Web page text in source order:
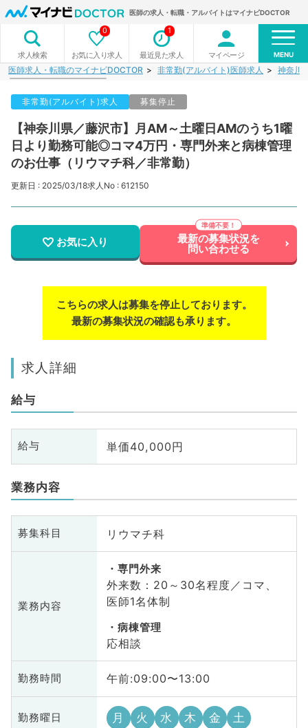
医師の求人・転職・アルバイトはマイナビDOCTOR
求人検索 お気に入り求人
0
最近見た求人
1
マイページ MENU
医師求人・転職のマイナビDOCTOR 非常勤(アルバイト)医師求人 神奈川
非常勤(アルバイト)求人 募集停止
【神奈川県／藤沢市】月AM～土曜日AMのうち1曜
日より勤務可能◎コマ4万円・専門外来と病棟管理
のお仕事（リウマチ科／非常勤）
更新日 : 2025/03/18求人No : 612150
お気に入り 最新の募集状況を
問い合わせる
こちらの求人は募集を停止しております。
最新の募集状況の確認も承ります。
求人詳細
給与
給与 単価40,000円
業務内容
募集科目 リウマチ科
業務内容
専門外来
外来数：20～30名程度／コマ、
医師1名体制
病棟管理
応相談
勤務時間 午前:09:00〜13:00
勤務曜日 月 火 水 木 金 土